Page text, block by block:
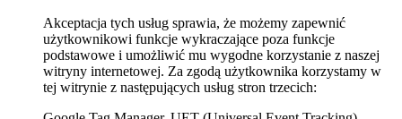
Akceptacja tych usług sprawia, że możemy zapewnić
użytkownikowi funkcje wykraczające poza funkcje
podstawowe i umożliwić mu wygodne korzystanie z naszej
witryny internetowej. Za zgodą użytkownika korzystamy w
tej witrynie z następujących usług stron trzecich: